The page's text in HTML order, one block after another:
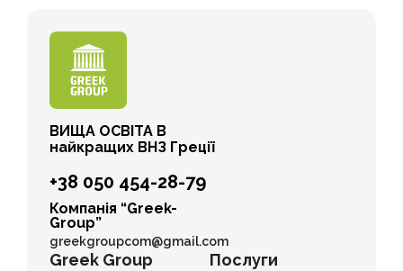
ВИЩА ОСВІТА В
найкращих ВНЗ Греції
+38 050 454-28-79
Компанія “Greek-
Group”
greekgroupcom@gmail.com
Greek Group Послуги